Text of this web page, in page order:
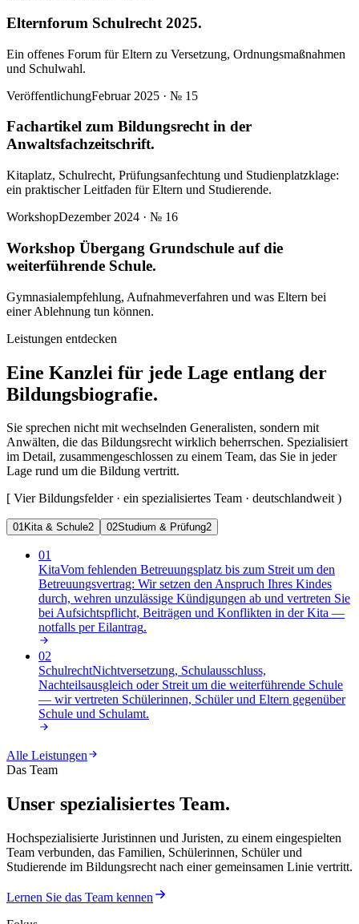
Elternforum Schulrecht 2025.
Ein offenes Forum für Eltern zu Versetzung, Ordnungsmaßnahmen
und Schulwahl.
VeröffentlichungFebruar 2025 · № 15
Fachartikel zum Bildungsrecht in der
Anwaltsfachzeitschrift.
Kitaplatz, Schulrecht, Prüfungsanfechtung und Studienplatzklage:
ein praktischer Leitfaden für Eltern und Studierende.
WorkshopDezember 2024 · № 16
Workshop Übergang Grundschule auf die
weiterführende Schule.
Gymnasialempfehlung, Aufnahmeverfahren und was Eltern bei
einer Ablehnung tun können.
Leistungen entdecken
Eine Kanzlei für jede Lage entlang der
Bildungsbiografie.
Sie sprechen nicht mit wechselnden Generalisten, sondern mit
Anwälten, die das Bildungsrecht wirklich beherrschen. Spezialisiert
im Detail, zusammengeschlossen zu einem Team, das Sie in jeder
Lage rund um die Bildung vertritt.
[ Vier Bildungsfelder · ein spezialisiertes Team · deutschlandweit)
01Kita & Schule2 02Studium & Prüfung2
01
KitaVom fehlenden Betreuungsplatz bis zum Streit um den
Betreuungsvertrag: Wir setzen den Anspruch Ihres Kindes
durch, wehren unzulässige Kündigungen ab und vertreten Sie
bei Aufsichtspflicht, Beiträgen und Konflikten in der Kita —
notfalls per Eilantrag.
02
SchulrechtNichtversetzung, Schulausschluss,
Nachteilsausgleich oder Streit um die weiterführende Schule
— wir vertreten Schülerinnen, Schüler und Eltern gegenüber
Schule und Schulamt.
Alle Leistungen
Das Team
Unser spezialisiertes Team.
Hochspezialisierte Juristinnen und Juristen, zu einem eingespielten
Team verbunden, das Familien, Schülerinnen, Schüler und
Studierende im Bildungsrecht nach einer gemeinsamen Linie vertritt.
Lernen Sie das Team kennen